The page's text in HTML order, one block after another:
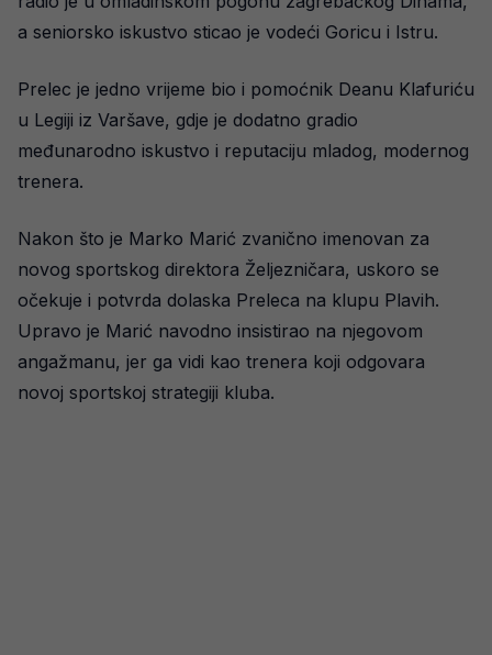
a seniorsko iskustvo sticao je vodeći Goricu i Istru.
Prelec je jedno vrijeme bio i pomoćnik Deanu Klafuriću
u Legiji iz Varšave, gdje je dodatno gradio
međunarodno iskustvo i reputaciju mladog, modernog
trenera.
Nakon što je Marko Marić zvanično imenovan za
novog sportskog direktora Željezničara, uskoro se
očekuje i potvrda dolaska Preleca na klupu Plavih.
Upravo je Marić navodno insistirao na njegovom
angažmanu, jer ga vidi kao trenera koji odgovara
novoj sportskoj strategiji kluba.